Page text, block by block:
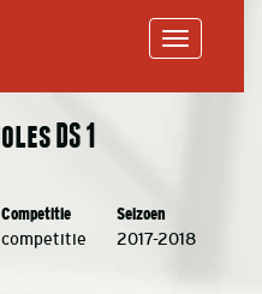
DS 1
Competitie Seizoen
competitie 2017-2018